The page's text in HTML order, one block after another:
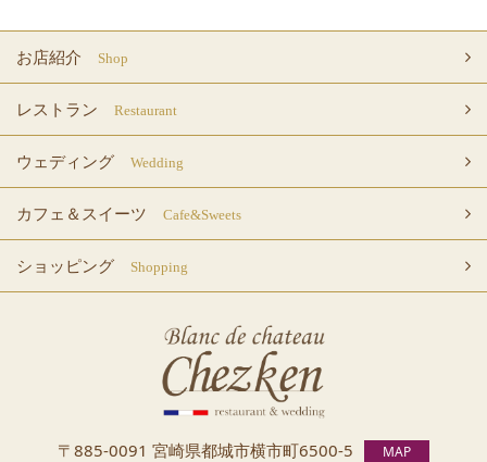
お店紹介 Shop
レストラン Restaurant
ウェディング Wedding
カフェ＆スイーツ Cafe&Sweets
ショッピング Shopping
〒885-0091 宮崎県都城市横市町6500-5 MAP